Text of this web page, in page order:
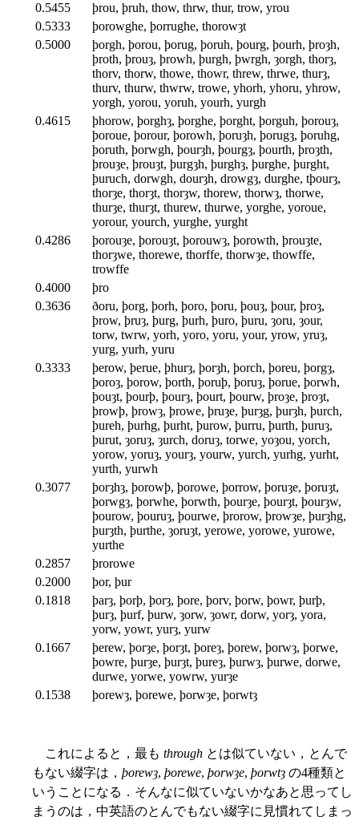
0.5455
þrou, þruh, thow, thrw, thur, trow, yrou
0.5333
þorowghe, þorrughe, thorowȝt
0.5000
þorgh, þorou, þorug, þoruh, þourg, þourh, þroȝh,
þroth, þrouȝ, þrowh, þurgh, þwrgh, ȝorgh, thorȝ,
thorv, thorw, thowe, thowr, threw, thrwe, thurȝ,
thurv, thurw, thwrw, trowe, yhorh, yhoru, yhrow,
yorgh, yorou, yoruh, yourh, yurgh
0.4615
þhorow, þorghȝ, þorghe, þorght, þorguh, þorouȝ,
þoroue, þorour, þorowh, þoruȝh, þorugȝ, þoruhg,
þoruth, þorwgh, þourȝh, þourgȝ, þourth, þroȝth,
þrouȝe, þrouȝt, þurgȝh, þurghȝ, þurghe, þurght,
þuruch, dorwgh, dourȝh, drowgȝ, durghe, tþourȝ,
thorȝe, thorȝt, thorȝw, thorew, thorwȝ, thorwe,
thurȝe, thurȝt, thurew, thurwe, yorghe, yoroue,
yorour, yourch, yurghe, yurght
0.4286
þorouȝe, þorouȝt, þorouwȝ, þorowth, þrouȝte,
thorȝwe, thorewe, thorffe, thorwȝe, thowffe,
trowffe
0.4000
þro
0.3636
ðoru, þorg, þorh, þoro, þoru, þouȝ, þour, þroȝ,
þrow, þruȝ, þurg, þurh, þuro, þuru, ȝoru, ȝour,
torw, twrw, yorh, yoro, yoru, your, yrow, yruȝ,
yurg, yurh, yuru
0.3333
þerow, þerue, þhurȝ, þorȝh, þorch, þoreu, þorgȝ,
þoroȝ, þorow, þorth, þoruþ, þoruȝ, þorue, þorwh,
þouȝt, þourþ, þourȝ, þourt, þourw, þroȝe, þroȝt,
þrowþ, þrowȝ, þrowe, þruȝe, þurȝg, þurȝh, þurch,
þureh, þurhg, þurht, þurow, þurru, þurth, þuruȝ,
þurut, ȝoruȝ, ȝurch, doruȝ, torwe, yoȝou, yorch,
yorow, yoruȝ, yourȝ, yourw, yurch, yurhg, yurht,
yurth, yurwh
0.3077
þorȝhȝ, þorowþ, þorowe, þorrow, þoruȝe, þoruȝt,
þorwgȝ, þorwhe, þorwth, þourȝe, þourȝt, þourȝw,
þourow, þouruȝ, þourwe, þrorow, þrowȝe, þurȝhg,
þurȝth, þurthe, ȝoruȝt, yerowe, yorowe, yurowe,
yurthe
0.2857
þrorowe
0.2000
þor, þur
0.1818
þarȝ, þorþ, þorȝ, þore, þorv, þorw, þowr, þurþ,
þurȝ, þurf, þurw, ȝorw, ȝowr, dorw, yorȝ, yora,
yorw, yowr, yurȝ, yurw
0.1667
þerew, þorȝe, þorȝt, þoreȝ, þorew, þorwȝ, þorwe,
þowre, þurȝe, þurȝt, þureȝ, þurwȝ, þurwe, dorwe,
durwe, yorwe, yowrw, yurȝe
0.1538
þorewȝ, þorewe, þorwȝe, þorwtȝ
これによると，最も through とは似ていない，とんで
もない綴字は， þorewȝ, þorewe, þorwȝe, þorwtȝ の4種類と
いうことになる．そんなに似ていないかなあと思ってし
まうのは，中英語のとんでもない綴字に見慣れてしまっ